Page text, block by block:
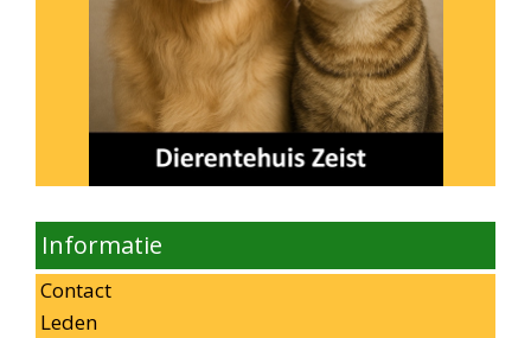
Informatie
Contact
Leden